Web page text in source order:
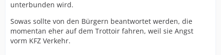
unterbunden wird.
Sowas sollte von den Bürgern beantwortet werden, die
momentan eher auf dem Trottoir fahren, weil sie Angst
vorm KFZ Verkehr.